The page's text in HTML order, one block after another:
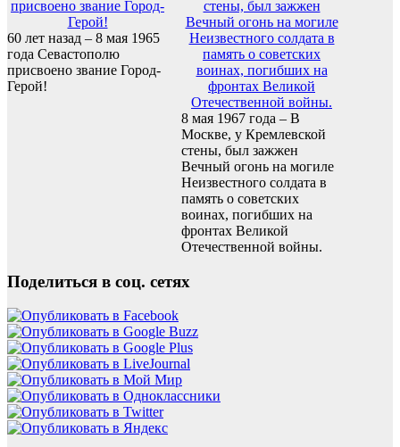
60 лет назад – 8 мая 1965
года Севастополю
присвоено звание Город-
Герой!
8 мая 1967 года – В
Москве, у Кремлевской
стены, был зажжен
Вечный огонь на могиле
Неизвестного солдата в
память о советских
воинах, погибших на
фронтах Великой
Отечественной войны.
Поделиться в соц. сетях